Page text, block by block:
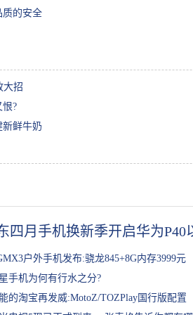
质的安全
大招
?
鲜牛奶
四月手机换新季开启华为P40
户外手机发布:骁龙845+8G内存3999元
手机为何有行水之分?
的淘宝再发威:MotoZ/TOZPlay国行版配置